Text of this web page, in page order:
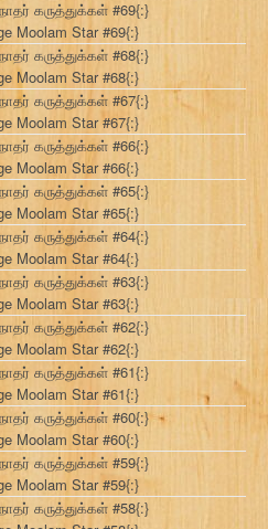
கருத்துக்கள் #69{:}
Moolam Star #69{:}
கருத்துக்கள் #68{:}
Moolam Star #68{:}
கருத்துக்கள் #67{:}
Moolam Star #67{:}
கருத்துக்கள் #66{:}
Moolam Star #66{:}
கருத்துக்கள் #65{:}
Moolam Star #65{:}
கருத்துக்கள் #64{:}
Moolam Star #64{:}
கருத்துக்கள் #63{:}
Moolam Star #63{:}
கருத்துக்கள் #62{:}
Moolam Star #62{:}
கருத்துக்கள் #61{:}
Moolam Star #61{:}
கருத்துக்கள் #60{:}
Moolam Star #60{:}
கருத்துக்கள் #59{:}
Moolam Star #59{:}
கருத்துக்கள் #58{:}